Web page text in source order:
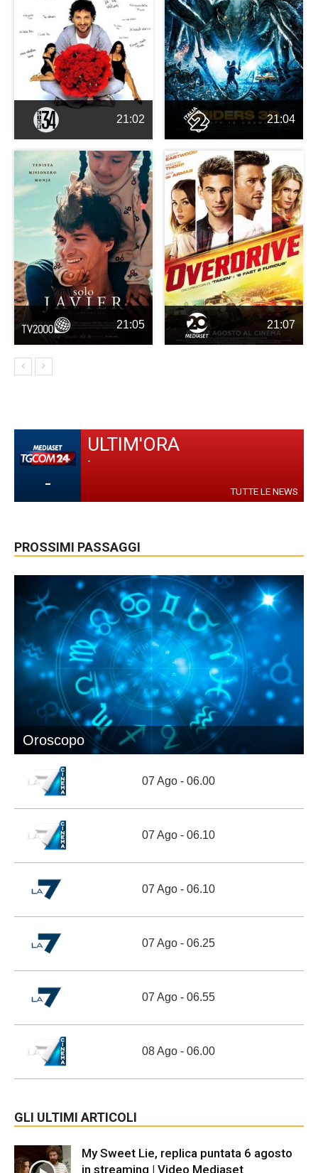
21:02 21:04
21:05 21:07
-
ULTIM'ORA
-
TUTTE LE NEWS
PROSSIMI PASSAGGI
Oroscopo
07 Ago - 06.00
07 Ago - 06.10
07 Ago - 06.10
07 Ago - 06.25
07 Ago - 06.55
08 Ago - 06.00
GLI ULTIMI ARTICOLI
My Sweet Lie, replica puntata 6 agosto
in streaming | Video Mediaset